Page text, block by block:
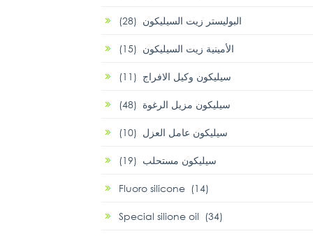
البوليستر زيت السيليكون (28)
الأمينية زيت السيليكون (15)
سيليكون وكيل الافراج (11)
سيليكون مزيل الرغوة (48)
سيليكون عامل العزل (10)
سيليكون مستحلب (19)
Fluoro silicone (14)
Special silione oil (34)